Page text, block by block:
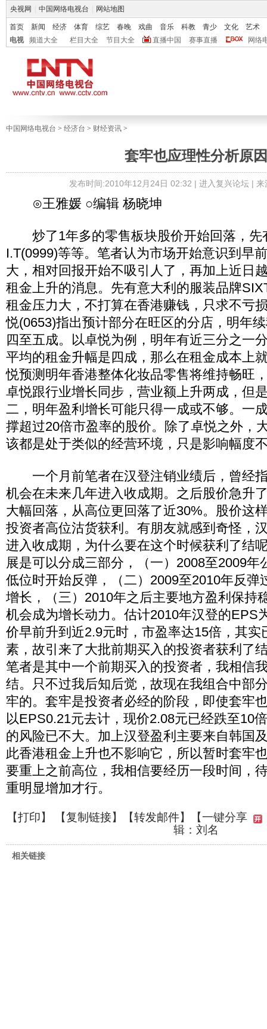
央视网 中国网络电视台 网站地图
首页 新闻 经济 体育 综艺 春晚 戏曲 音乐 科教 青少 文化
艺术
电视
频道大全 栏目大全 节目大全 直播中国 赛事直播 网络
中国网络电视台 > 经济台 > 财经资讯 >
套牢也应理性分析原因
发布时间:2010年12月24日 02:32 | 进入复兴论坛| 来
⊙王雅媛 ○编辑 杨晓坤
炒了1年多的零售板块股价开始回落，先
I.T(0999)等等。笔者认为市场开始意识到早
大，相对回报开始不吸引人了，再加上近日
租金上升的消息。先有意大利的服装品牌
租金压力大，不打算在香港赚钱，只求不亏
悦(0653)指出预计部分在旺区的分店，明年
四至五成。以卓悦为例，明年有近三分之一
平均的租金升幅是四成，那么在租金成本上
悦预测明年香港整体化妆品零售将维持畅旺
卓悦跟行业增长同步，营业额上升两成，但
二，明年盈利增长可能只得一成或不够。一
撑超过20倍市盈率的股价。除了卓悦之外，
该都是处于类似的经营环境，只是影响幅度
一个月前笔者在汉登注销业绩后，曾经
机会在未来几年进入收成期。之后股价急升
大幅回落，从高位更回落了近30%。股价这
投资者高位沽货获利。有朋友就感到奇怪，
进入收成期，为什么要在这个时候获利了结
展是可以分成三部分，（一）2008至2009年
低位时开始反弹，（二）2009至2010年反弹
增长，（三）2010年之后主要地方盈利保持
机会成为增长动力。估计2010年汉登的EPS
价早前升到近2.9元时，市盈率达15倍，其实
素，故引来了大批前期买入的投资者获利了
笔者是其中一个前期买入的投资者，我相信
结。只不过我后知后觉，故现在我组合中部
牢的。套牢是投资者必经的阶段，即使套牢
以EPS0.21元去计，现价2.08元已经跌至10
的风险已不大。加上汉登盈利主要来自韩国
此香港租金上升也不影响它，所以暂时套牢
要重上之前高位，我相信要经历一段时间，
重明显增加才行。
【打印】 【复制链接】【转发邮件】
【一键分享
辑：刘名
相关链接